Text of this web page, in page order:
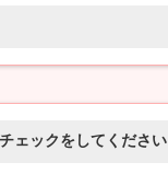
ェックをしてください